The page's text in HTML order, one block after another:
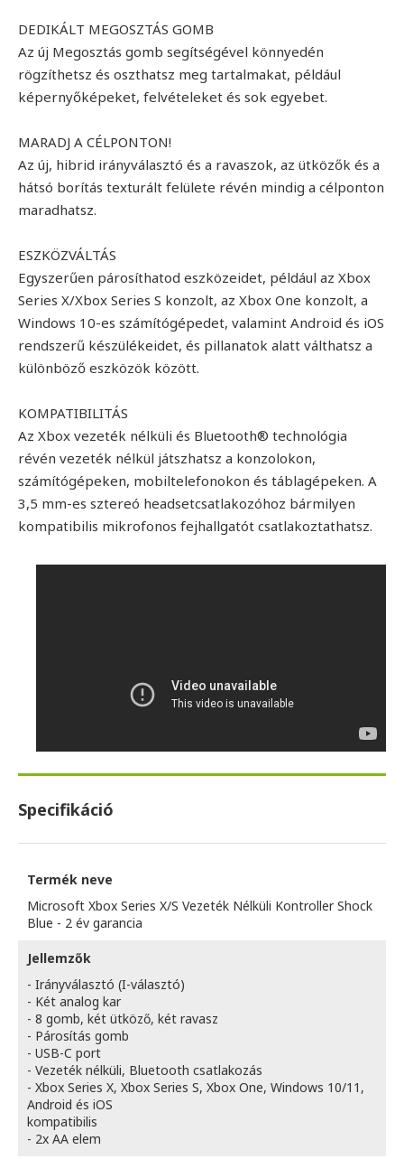
DEDIKÁLT MEGOSZTÁS GOMB
Az új Megosztás gomb segítségével könnyedén
rögzíthetsz és oszthatsz meg tartalmakat, például
képernyőképeket, felvételeket és sok egyebet.
MARADJ A CÉLPONTON!
Az új, hibrid irányválasztó és a ravaszok, az ütközők és a
hátsó borítás texturált felülete révén mindig a célponton
maradhatsz.
ESZKÖZVÁLTÁS
Egyszerűen párosíthatod eszközeidet, például az Xbox
Series X/Xbox Series S konzolt, az Xbox One konzolt, a
Windows 10-es számítógépedet, valamint Android és iOS
rendszerű készülékeidet, és pillanatok alatt válthatsz a
különböző eszközök között.
KOMPATIBILITÁS
Az Xbox vezeték nélküli és Bluetooth® technológia
révén vezeték nélkül játszhatsz a konzolokon,
számítógépeken, mobiltelefonokon és táblagépeken. A
3,5 mm-es sztereó headsetcsatlakozóhoz bármilyen
kompatibilis mikrofonos fejhallgatót csatlakoztathatsz.
Specifikáció
Termék neve
Microsoft Xbox Series X/S Vezeték Nélküli Kontroller Shock
Blue - 2 év garancia
Jellemzők
- Irányválasztó (I-választó)
- Két analog kar
- 8 gomb, két ütköző, két ravasz
- Párosítás gomb
- USB-C port
- Vezeték nélküli, Bluetooth csatlakozás
- Xbox Series X, Xbox Series S, Xbox One, Windows 10/11,
Android és iOS
kompatibilis
- 2x AA elem